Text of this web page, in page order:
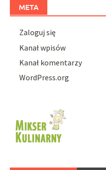
META
Zaloguj się
Kanał wpisów
Kanał komentarzy
WordPress.org